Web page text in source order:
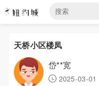
天桥小区楼凤
岱**宽
2025-03-01